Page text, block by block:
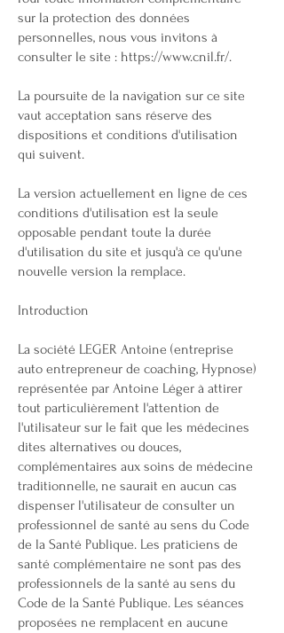
sur la protection des données
personnelles, nous vous invitons à
consulter le site : https://www.cnil.fr/.
La poursuite de la navigation sur ce site
vaut acceptation sans réserve des
dispositions et conditions d'utilisation
qui suivent.
La version actuellement en ligne de ces
conditions d'utilisation est la seule
opposable pendant toute la durée
d'utilisation du site et jusqu'à ce qu'une
nouvelle version la remplace.
Introduction
La société LEGER Antoine (entreprise
auto entrepreneur de coaching, Hypnose)
représentée par Antoine Léger à attirer
tout particulièrement l'attention de
l'utilisateur sur le fait que les médecines
dites alternatives ou douces,
complémentaires aux soins de médecine
traditionnelle, ne saurait en aucun cas
dispenser l'utilisateur de consulter un
professionnel de santé au sens du Code
de la Santé Publique. Les praticiens de
santé complémentaire ne sont pas des
professionnels de la santé au sens du
Code de la Santé Publique. Les séances
proposées ne remplacent en aucune